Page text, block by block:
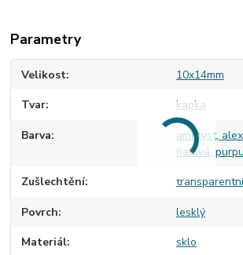
Parametry
Velikost 10x14mm
Tvar kapka
Barva
ametyst,
fialová,
Zušlechtění transparentní
Povrch lesklý
Materiál sklo